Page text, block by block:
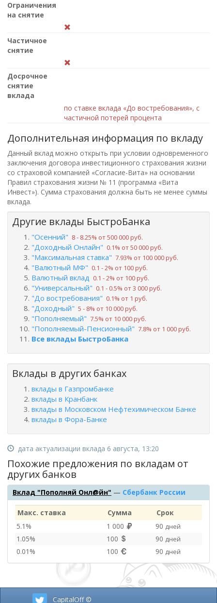
Ограничения
на снятие
Частичное
снятие
Досрочное
снятие
вклада
по ставке вклада «До востребования», с
частичной потерей процента
Дополнительная информация по вкладу
Данный вклад можно открыть при условии одновременного
заключения договора инвестиционного страхования жизни
со страховой компанией «Согласие-Вита» на основании
Правил страхования жизни № 11 (программа «Вита
Инвест»). Сумма страхования должна быть не менее суммы
вклада.
Другие вклады БыстроБанка
"Осенний" 8 ‑ 8.25% от 500 000 руб.
"Доходный Онлайн" 0.1% от 50 000 руб.
"Максимальная ставка" 7.93% от 100 000 руб.
"Валютный МФ" 0.1 ‑ 2% от 100 руб.
Валютный вклад 0.1 ‑ 2% от 100 руб.
"Универсальный" 0.1 ‑ 0.5% от 3 000 руб.
"До востребования" 0.1% от 1 руб.
"Доходный" 5 ‑ 8% от 10 000 руб.
"Пополняемый" 7.5% от 10 000 руб.
"Пополняемый-Пенсионный" 7.8% от 1 000 руб.
Все вклады БыстроБанка
Вклады в других банках
вклады в Газпромбанке
вклады в Кранбанк
вклады в Московском Нефтехимическом Банке
вклады в Фора-Банке
дата актуализации вклада 6 августа, 13:20
Похожие предложения по вкладам от
других банков
Вклад "Пополняй Онл@йн" — Сбербанк России
Макс. ставка Сумма
Срок
5.1%
1 000 90 дней
1.05% 100 90 дней
0.01% 100 90 дней
CapitalOff ©